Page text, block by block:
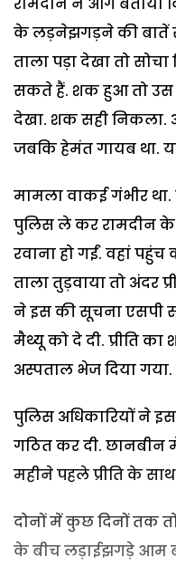
के लड़नेझगड़ने की बातें
ताला पड़ा देखा तो
सकते हैं. शक हुआ तो
देखा. शक सही निकला.
जबकि हेमंत गायब था.
मामला वाकई गंभीर था.
पुलिस ले कर रामदीन के
रवाना हो गईं. वहां
ताला तुड़वाया तो अंदर
ने इस की सूचना एसपी
मैथ्यू को दे दी. प्रीति
अस्पताल भेज दिया गया.
पुलिस अधिकारियों ने
गठित कर दी. छानबीन
महीने पहले प्रीति के
दोनों में कुछ दिनों तक
के बीच लड़ाईझगड़े आम